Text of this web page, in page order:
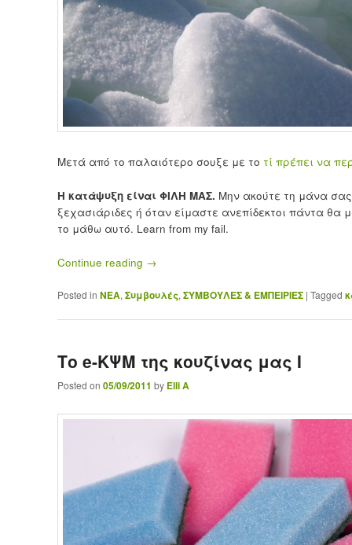
Μετά από το παλαιότερο σουξε με το τί πρέπει να
Η κατάψυξη είναι ΦΙΛΗ ΜΑΣ. Μην ακούτε τη μάνα
ξεχασιάριδες ή όταν είμαστε ανεπίδεκτοι πάντα
το μάθω αυτό. Learn from my fail.
Continue reading →
Posted in ΝΕΑ, Συμβουλές, ΣΥΜΒΟΥΛΕΣ & ΕΜΠΕΙΡΙΕΣ | Tagged
Το e-ΚΨΜ της κουζίνας μας Ι
Posted on 05/09/2011 by Elli A